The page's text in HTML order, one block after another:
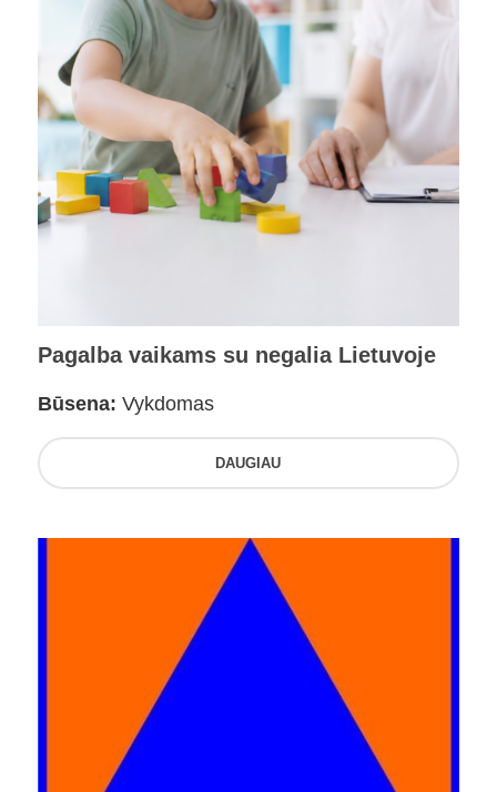
Pagalba vaikams su negalia Lietuvoje
Būsena: Vykdomas
DAUGIAU